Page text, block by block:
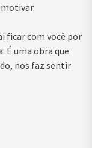
ficar com você por
uma obra que
nos faz sentir